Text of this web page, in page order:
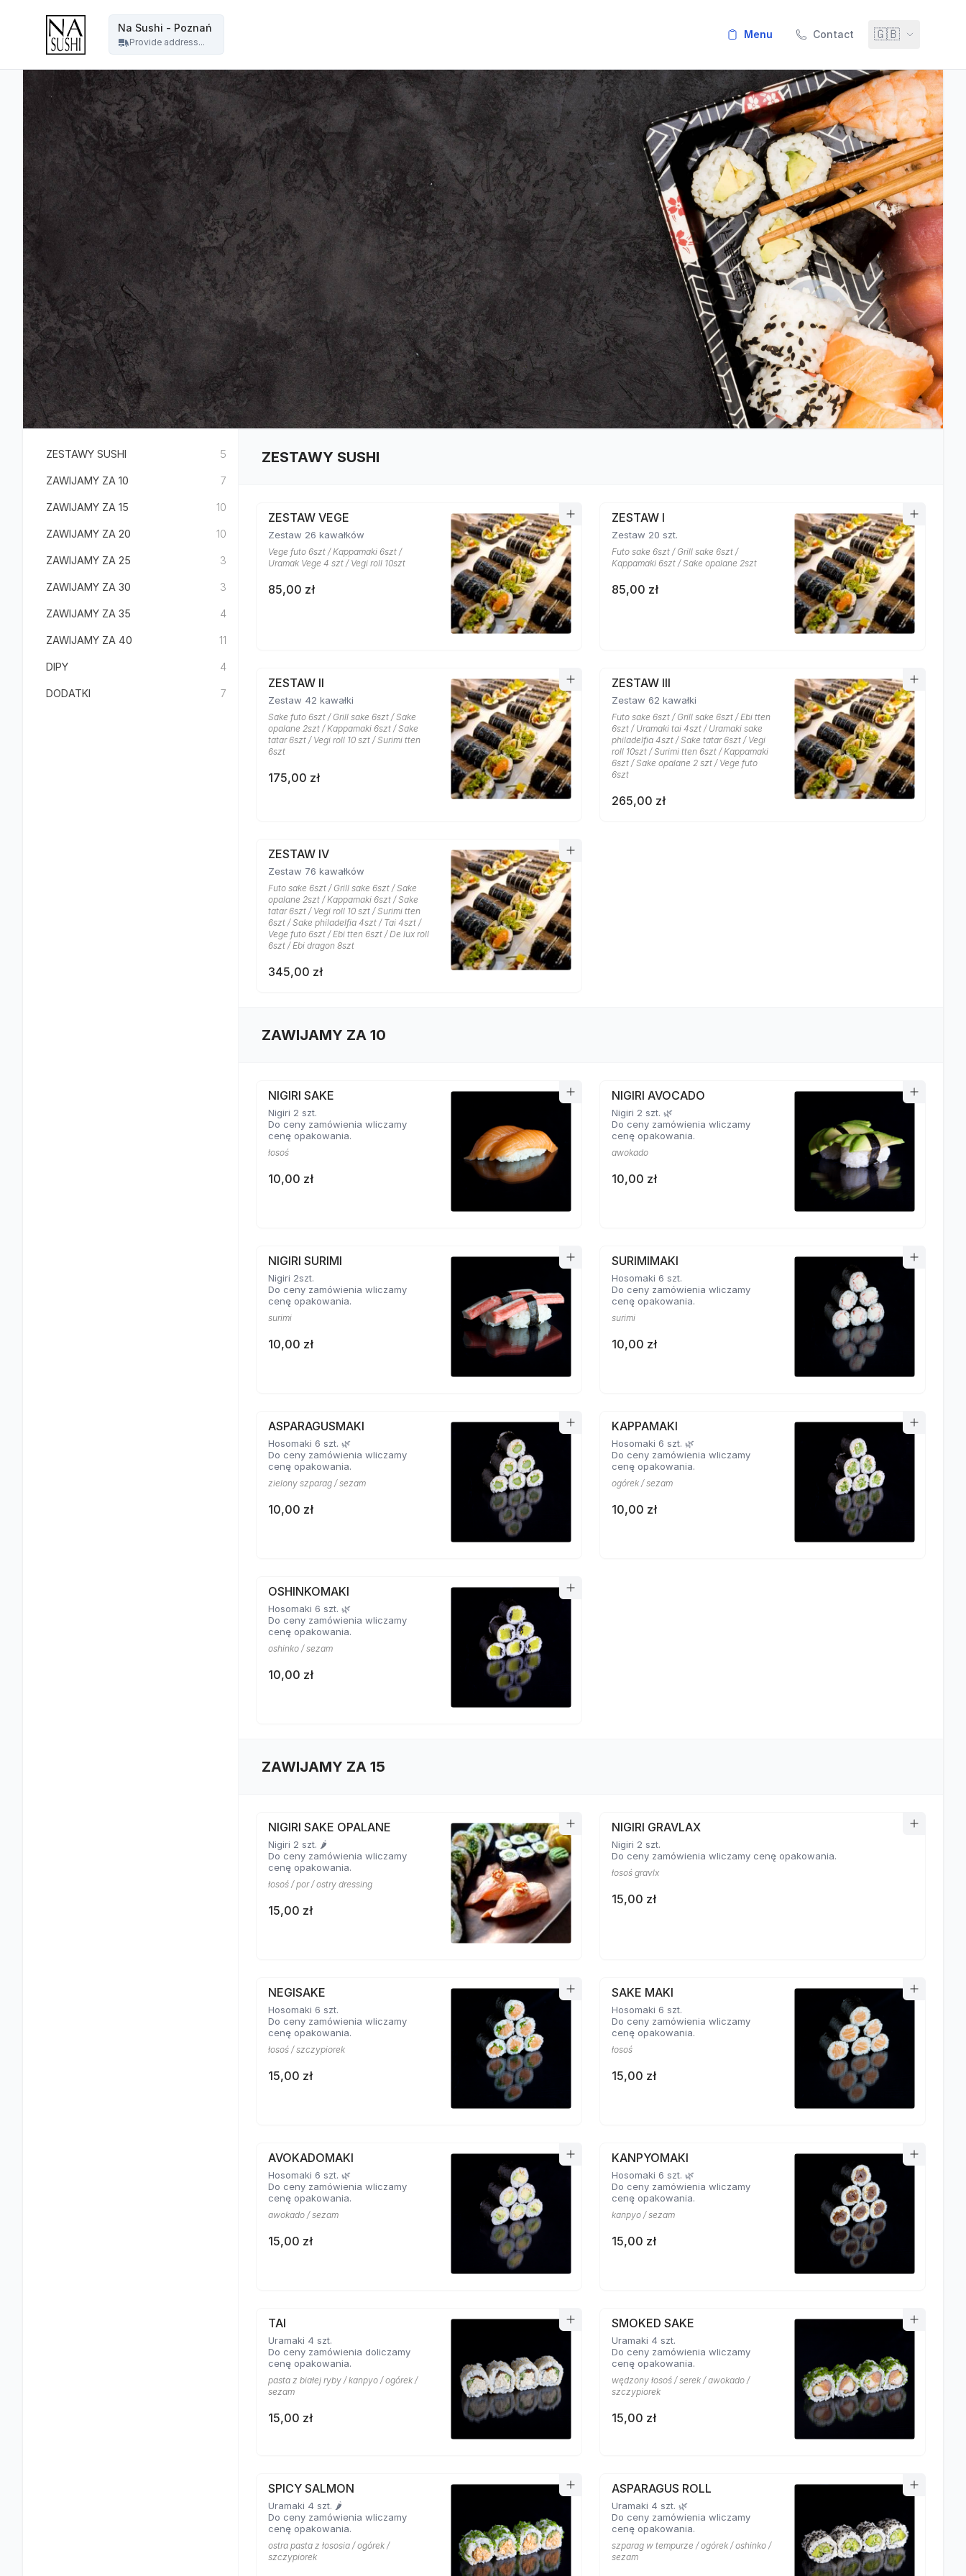
Na Sushi - Poznań
Provide address...
menu Contact 🇬🇧
ZESTAWY SUSHI 5
ZAWIJAMY ZA 10 7
ZAWIJAMY ZA 15 10
ZAWIJAMY ZA 20 10
ZAWIJAMY ZA 25 3
ZAWIJAMY ZA 30 3
ZAWIJAMY ZA 35 4
ZAWIJAMY ZA 40 11
DIPY 4
DODATKI 7
ZESTAWY SUSHI
ZESTAW VEGE
Zestaw 26 kawałków
Vege futo 6szt / Kappamaki 6szt /
Uramak Vege 4 szt / Vegi roll 10szt
85,00 zł
ZESTAW I
Zestaw 20 szt.
Futo sake 6szt / Grill sake 6szt /
Kappamaki 6szt / Sake opalane 2szt
85,00 zł
ZESTAW II
Zestaw 42 kawałki
Sake futo 6szt / Grill sake 6szt / Sake
opalane 2szt / Kappamaki 6szt / Sake
tatar 6szt / Vegi roll 10 szt / Surimi tten
6szt
175,00 zł
ZESTAW III
Zestaw 62 kawałki
Futo sake 6szt / Grill sake 6szt / Ebi tten
6szt / Uramaki tai 4szt / Uramaki sake
philadelfia 4szt / Sake tatar 6szt / Vegi
roll 10szt / Surimi tten 6szt / Kappamaki
6szt / Sake opalane 2 szt / Vege futo
6szt
265,00 zł
ZESTAW IV
Zestaw 76 kawałków
Futo sake 6szt / Grill sake 6szt / Sake
opalane 2szt / Kappamaki 6szt / Sake
tatar 6szt / Vegi roll 10 szt / Surimi tten
6szt / Sake philadelfia 4szt / Tai 4szt /
Vege futo 6szt / Ebi tten 6szt / De lux roll
6szt / Ebi dragon 8szt
345,00 zł
ZAWIJAMY ZA 10
NIGIRI SAKE
Nigiri 2 szt.
Do ceny zamówienia wliczamy
cenę opakowania.
łosoś
10,00 zł
NIGIRI AVOCADO
Nigiri 2 szt. 🌿
Do ceny zamówienia wliczamy
cenę opakowania.
awokado
10,00 zł
NIGIRI SURIMI
Nigiri 2szt.
Do ceny zamówienia wliczamy
cenę opakowania.
surimi
10,00 zł
SURIMIMAKI
Hosomaki 6 szt.
Do ceny zamówienia wliczamy
cenę opakowania.
surimi
10,00 zł
ASPARAGUSMAKI
Hosomaki 6 szt. 🌿
Do ceny zamówienia wliczamy
cenę opakowania.
zielony szparag / sezam
10,00 zł
KAPPAMAKI
Hosomaki 6 szt. 🌿
Do ceny zamówienia wliczamy
cenę opakowania.
ogórek / sezam
10,00 zł
OSHINKOMAKI
Hosomaki 6 szt. 🌿
Do ceny zamówienia wliczamy
cenę opakowania.
oshinko / sezam
10,00 zł
ZAWIJAMY ZA 15
NIGIRI SAKE OPALANE
Nigiri 2 szt. 🌶️
Do ceny zamówienia wliczamy
cenę opakowania.
łosoś / por / ostry dressing
15,00 zł
NIGIRI GRAVLAX
Nigiri 2 szt.
Do ceny zamówienia wliczamy cenę opakowania.
łosoś gravlx
15,00 zł
NEGISAKE
Hosomaki 6 szt.
Do ceny zamówienia wliczamy
cenę opakowania.
łosoś / szczypiorek
15,00 zł
SAKE MAKI
Hosomaki 6 szt.
Do ceny zamówienia wliczamy
cenę opakowania.
łosoś
15,00 zł
AVOKADOMAKI
Hosomaki 6 szt. 🌿
Do ceny zamówienia wliczamy
cenę opakowania.
awokado / sezam
15,00 zł
KANPYOMAKI
Hosomaki 6 szt. 🌿
Do ceny zamówienia wliczamy
cenę opakowania.
kanpyo / sezam
15,00 zł
TAI
Uramaki 4 szt.
Do ceny zamówienia doliczamy
cenę opakowania.
pasta z białej ryby / kanpyo / ogórek /
sezam
15,00 zł
SMOKED SAKE
Uramaki 4 szt.
Do ceny zamówienia wliczamy
cenę opakowania.
wędzony łosoś / serek / awokado /
szczypiorek
15,00 zł
SPICY SALMON
Uramaki 4 szt. 🌶️
Do ceny zamówienia wliczamy
cenę opakowania.
ostra pasta z łososia / ogórek /
szczypiorek
ASPARAGUS ROLL
Uramaki 4 szt. 🌿
Do ceny zamówienia wliczamy
cenę opakowania.
szparag w tempurze / ogórek / oshinko /
sezam